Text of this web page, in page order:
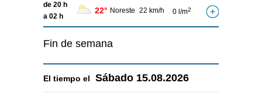
de 20 h
a 02 h
22° Noreste 22 km/h 0 l/m2
Fin de semana
El tiempo el Sábado 15.08.2026